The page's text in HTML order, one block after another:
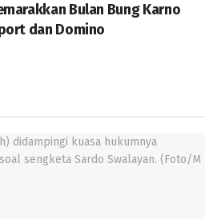
Bulan Bung Karno
dan Domino